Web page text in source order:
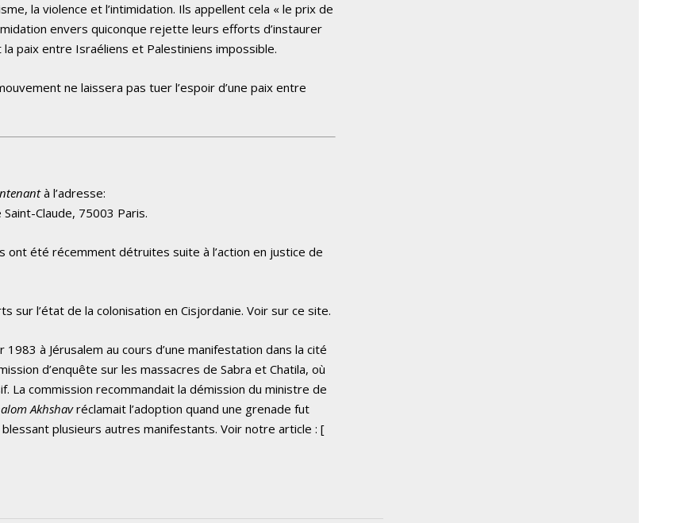
la violence et l’intimidation. Ils appellent cela « le prix de
envers quiconque rejette leurs efforts d’instaurer
paix entre Israéliens et Palestiniens impossible.
ne laissera pas tuer l’espoir d’une paix entre
à l’adresse:
Claude, 75003 Paris.
été récemment détruites suite à l’action en justice de
sur l’état de la colonisation en Cisjordanie. Voir sur ce site.
1983 à Jérusalem au cours d’une manifestation dans la cité
d’enquête sur les massacres de Sabra et Chatila, où
La commission recommandait la démission du ministre de
Akhshavréclamait l’adoption quand une grenade fut
plusieurs autres manifestants. Voir notre article : [